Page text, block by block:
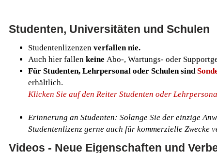
Studenten, Universitäten und Schulen
Studentenlizenzen verfallen nie.
Auch hier fallen keine Abo-, Wartungs- oder
Für Studenten, Lehrpersonal oder Schulen sind
erhältlich.
Klicken Sie auf den Reiter Studenten oder
Erinnerung an Studenten: Solange Sie der einzige
Studentenlizenz gerne auch für kommerzielle Zwecke
Videos - Neue Eigenschaften und